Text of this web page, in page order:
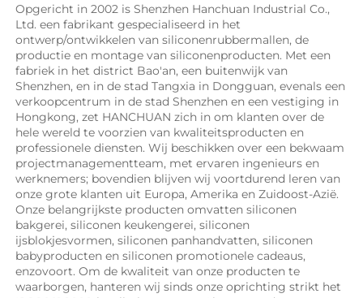
Opgericht in 2002 is Shenzhen Hanchuan Industrial Co.,
Ltd. een fabrikant gespecialiseerd in het
ontwerp/ontwikkelen van siliconenrubbermallen, de
productie en montage van siliconenproducten. Met een
fabriek in het district Bao'an, een buitenwijk van
Shenzhen, en in de stad Tangxia in Dongguan, evenals een
verkoopcentrum in de stad Shenzhen en een vestiging in
Hongkong, zet HANCHUAN zich in om klanten over de
hele wereld te voorzien van kwaliteitsproducten en
professionele diensten. Wij beschikken over een bekwaam
projectmanagementteam, met ervaren ingenieurs en
werknemers; bovendien blijven wij voortdurend leren van
onze grote klanten uit Europa, Amerika en Zuidoost-Azië.
Onze belangrijkste producten omvatten siliconen
bakgerei, siliconen keukengerei, siliconen
ijsblokjesvormen, siliconen panhandvatten, siliconen
babyproducten en siliconen promotionele cadeaus,
enzovoort. Om de kwaliteit van onze producten te
waarborgen, hanteren wij sinds onze oprichting strikt het